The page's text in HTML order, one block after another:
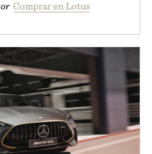
or Comprar en Lotus